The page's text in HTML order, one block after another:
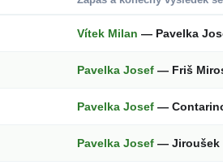
Vítek Milan — Pavelka
Pavelka Josef — Friš
Pavelka Josef —
Pavelka Josef — Jiroušek